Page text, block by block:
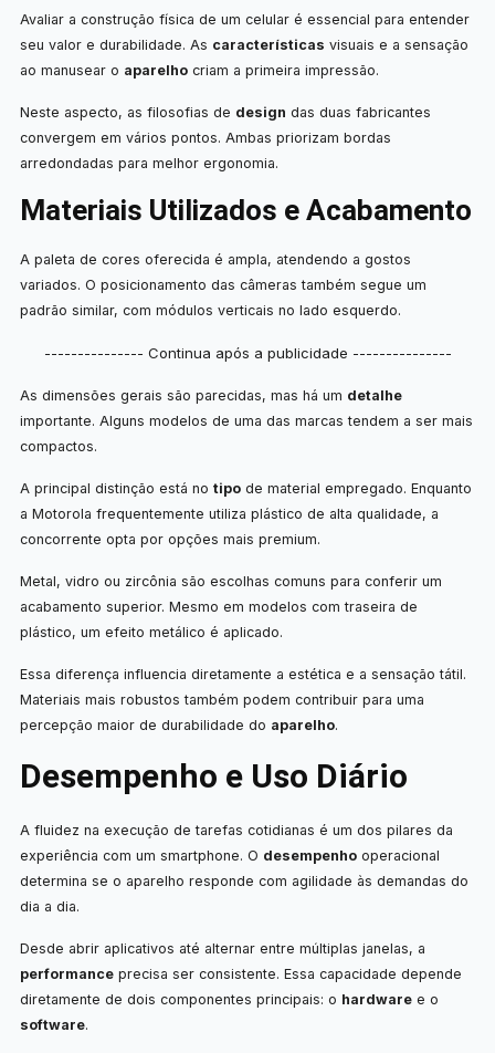
Avaliar a construção física de um celular é essencial para entender
seu valor e durabilidade. As características visuais e a sensação
ao manusear o aparelhocriam a primeira impressão.
Neste aspecto, as filosofias de design das duas fabricantes
convergem em vários pontos. Ambas priorizam bordas
arredondadas para melhor ergonomia.
Materiais Utilizados e Acabamento
A paleta de cores oferecida é ampla, atendendo a gostos
variados. O posicionamento das câmeras também segue um
padrão similar, com módulos verticais no lado esquerdo.
--------------- Continua após a publicidade ---------------
As dimensões gerais são parecidas, mas há um detalhe
importante. Alguns modelos de uma das marcas tendem a ser mais
compactos.
A principal distinção está no tipode material empregado. Enquanto
a Motorola frequentemente utiliza plástico de alta qualidade, a
concorrente opta por opções mais premium.
Metal, vidro ou zircônia são escolhas comuns para conferir um
acabamento superior. Mesmo em modelos com traseira de
plástico, um efeito metálico é aplicado.
Essa diferença influencia diretamente a estética e a sensação tátil.
Materiais mais robustos também podem contribuir para uma
percepção maior de durabilidade do aparelho.
Desempenho e Uso Diário
A fluidez na execução de tarefas cotidianas é um dos pilares da
experiência com um smartphone. O desempenhooperacional
determina se o aparelho responde com agilidade às demandas do
dia a dia.
Desde abrir aplicativos até alternar entre múltiplas janelas, a
performanceprecisa ser consistente. Essa capacidade depende
diretamente de dois componentes principais: o hardwaree o
software.